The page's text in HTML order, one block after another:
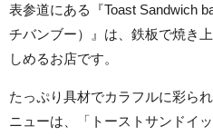
表参道にある『Toast Sandwich
チバンブー）』は、鉄板で焼き
しめるお店です。
たっぷり具材でカラフルに彩ら
ニューは、「トーストサンドイ